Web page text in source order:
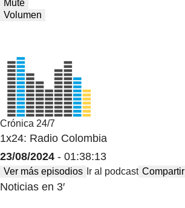
Mute
Volumen
Crónica 24/7
1x24: Radio Colombia
23/08/2024 - 01:38:13
Ver más episodios Ir al podcast Compartir
Noticias en 3′